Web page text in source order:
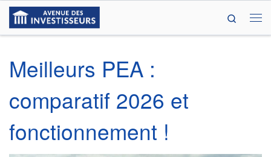
Passer au contenu
Search
Meilleurs PEA :
comparatif 2026 et
fonctionnement !